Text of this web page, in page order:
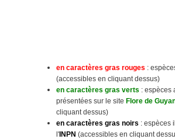
en caractères gras rouges :
(accessibles en cliquant dessus)
en caractères gras verts : espèces
présentées sur le site Flore de
cliquant dessus)
en caractères gras noirs : espèces
l' INPN (accessibles en cliquant